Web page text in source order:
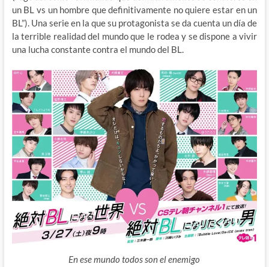
un BL vs un hombre que definitivamente no quiere estar en un
BL”). Una serie en la que su protagonista se da cuenta un día de
la terrible realidad del mundo que le rodea y se dispone a vivir
una lucha constante contra el mundo del BL.
En ese mundo todos son el enemigo